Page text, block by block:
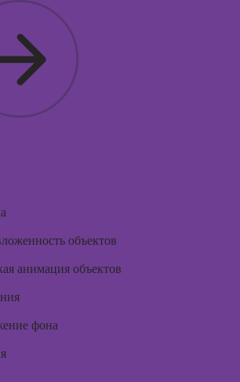
объектов
анимация объектов
фона